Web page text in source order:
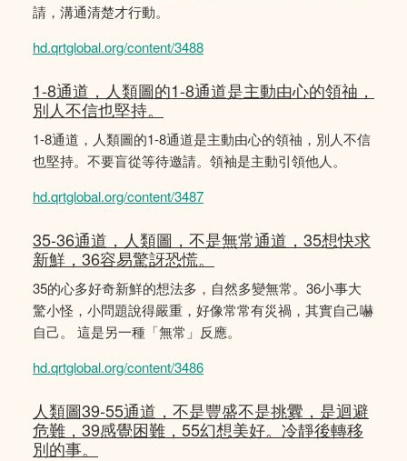
請，溝通清楚才行動。
hd.qrtglobal.org/content/3488
1-8通道，人類圖的1-8通道是主動由心的領䄂，
別人不信也堅持。
1-8通道，人類圖的1-8通道是主動由心的領䄂，別人不信
也堅持。不要盲從等待邀請。領袖是主動引領他人。
hd.qrtglobal.org/content/3487
35-36通道，人類圖，不是無常通道，35想快求
新鮮，36容易驚訝恐慌。
35的心多好奇新鮮的想法多，自然多變無常。36小事大
驚小怪，小問題說得嚴重，好像常常有災禍，其實自己嚇
自己。 這是另一種「無常」反應。
hd.qrtglobal.org/content/3486
人類圖39-55通道，不是豐盛不是挑釁，是迴避
危難，39感覺困難，55幻想美好。冷靜後轉移
別的事。